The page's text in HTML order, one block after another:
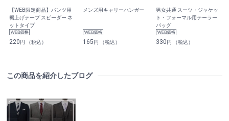
【WEB限定商品】パンツ用
裾上げテープ スピーダー ネ
ットタイプ
220円 （税込）
メンズ用キャリーハンガー
165円 （税込）
男女共通 スーツ・ジャケッ
ト・フォーマル用テーラー
バッグ
330円 （税込）
この商品を紹介したブログ